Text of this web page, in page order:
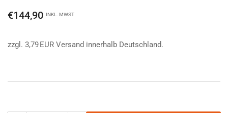
Normaler
€144,90 INKL. MWST
zzgl. 3,79 EUR Versand innerhalb Deutschland.